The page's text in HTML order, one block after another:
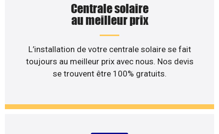
Centrale solaire
au meilleur prix
L’installation de votre centrale solaire se fait
toujours au meilleur prix avec nous. Nos devis
se trouvent être 100% gratuits.